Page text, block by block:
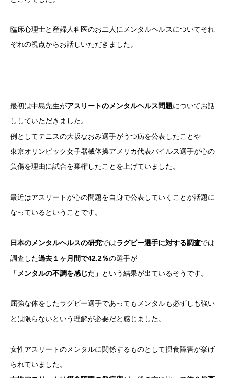
臨床心理士と産婦人科医のお二人にメンタルヘルスについてそれ
ぞれの視点からお話しいただきました。
最初は中島先生がアスリートのメンタルヘルス問題についてお話
ししていただきました。
例としてテニスの大坂なおみ選手がうつ病を公表したことや
東京オリンピック女子器械体操アメリカ代表バイルス選手が心の
負傷を理由に試合を棄権したことを上げていました。
最近はアスリートが心の問題を自身で公表していくことが話題に
なっているということです。
日本のメンタルヘルスの研究ではラグビー選手に対する調査では
調査した過去１ヶ月間で42.2％の選手が
「メンタルの不調を感じた」 という結果が出ているそうです。
屈強な体をしたラグビー選手であってもメンタルも必ずしも強い
とは限らないという理解が必要だと感じました。
女性アスリートのメンタルに関係するものとして摂食障害が挙げ
られていました。